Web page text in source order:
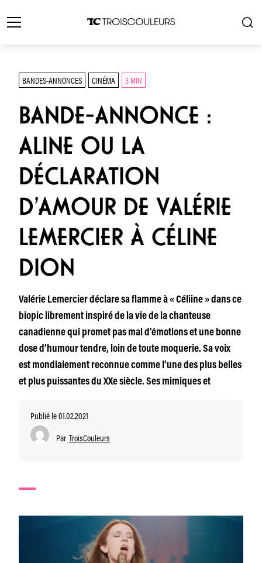
BANDES-ANNONCES CINÉMA 3 MIN
BANDE-ANNONCE :
ALINE OU LA
DÉCLARATION
D’AMOUR DE VALÉRIE
LEMERCIER À CÉLINE
DION
Valérie Lemercier déclare sa flamme à « Céliine » dans ce
biopic librement inspiré de la vie de la chanteuse
canadienne qui promet pas mal d’émotions et une bonne
dose d’humour tendre, loin de toute moquerie. Sa voix
est mondialement reconnue comme l’une des plus belles
et plus puissantes du XXe siècle. Ses mimiques et
Publié le 01.02.2021
Par TroisCouleurs